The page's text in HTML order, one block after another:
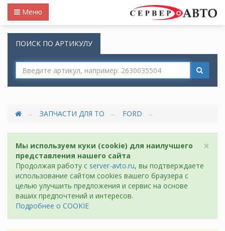
Меню
ПОИСК ПО АРТИКУЛУ
ЗАПЧАСТИ ДЛЯ ТО FORD
×
Мы используем куки (cookie) для наилучшего
представления нашего сайта
Продолжая работу с server-avto.ru, вы подтверждаете
использование сайтом cookies вашего браузера с
целью улучшить предложения и сервис на основе
ваших предпочтений и интересов.
Подробнее о COOKIE